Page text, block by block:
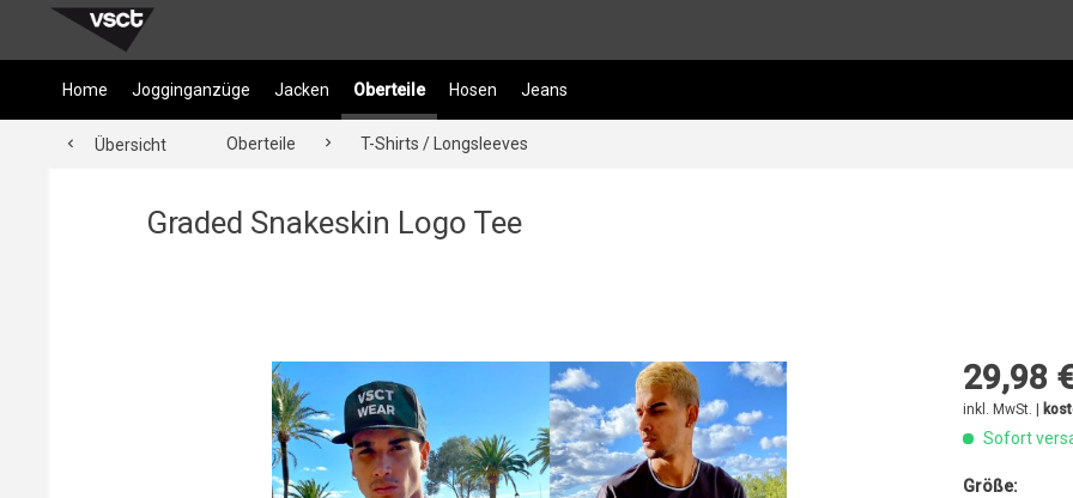
Home Jogginganzüge Jacken Oberteile Hosen Jeans
Übersicht Oberteile T-Shirts / Longsleeves
Graded Snakeskin Logo Tee
29,98
inkl. MwSt. |
Sofort
Größe: